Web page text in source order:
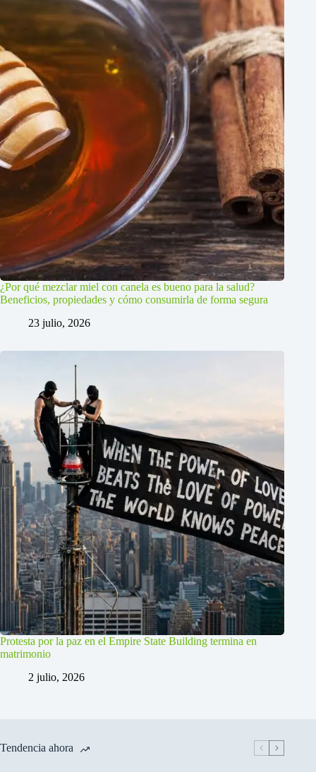
¿Por qué mezclar miel con canela es bueno para la salud?
Beneficios, propiedades y cómo consumirla de forma segura
23 julio, 2026
Protesta por la paz en el Empire State Building termina en
matrimonio
2 julio, 2026
Tendencia ahora